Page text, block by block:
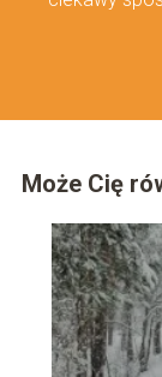
Może Cię